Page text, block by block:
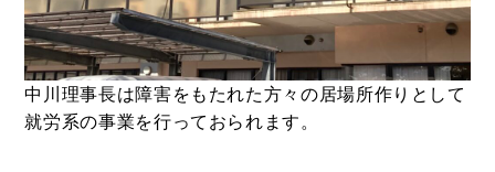
SELL 物件の売却
DEVELOP
中川理事長は障害をもたれた方々の居場所作りとして
就労系の事業を行っておられます。